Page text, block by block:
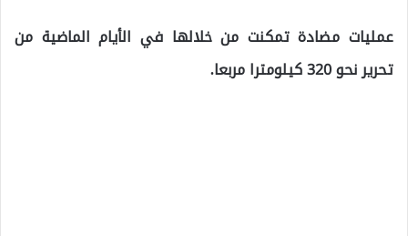
عمليات مضادة تمكنت من خلالها في الأيام الماضية من
تحرير نحو 320 كيلومترا مربعا.